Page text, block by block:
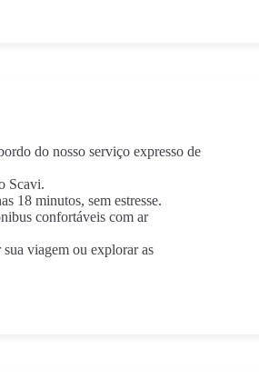
do nosso serviço expresso de
Scavi.
18 minutos, sem estresse.
confortáveis com ar
viagem ou explorar as